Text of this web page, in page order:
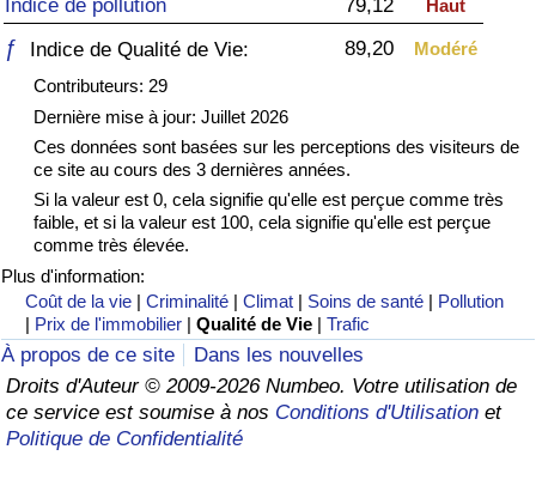
Indice de pollution 79,12 Haut
ƒ Indice de Qualité de Vie: 89,20
Modéré
Contributeurs: 29
Dernière mise à jour: Juillet 2026
Ces données sont basées sur les perceptions des visiteurs de
ce site au cours des 3 dernières années.
Si la valeur est 0, cela signifie qu'elle est perçue comme très
faible, et si la valeur est 100, cela signifie qu'elle est perçue
comme très élevée.
Plus d'information:
Coût de la vie |Criminalité |Climat | Soins de santé | Pollution
| Prix de l'immobilier |Qualité de Vie |Trafic
À propos de ce site
Dans les nouvelles
Droits d'Auteur © 2009-2026 Numbeo. Votre utilisation de
ce service est soumise à nos Conditions d'Utilisation et
Politique de Confidentialité
Soins de santé
Indice des soins de santé
Indice des soins de santé par Pays
Pollution
Indice de Pollution (Actuel)
Indice de pollution
Indice de Pollution par Pays